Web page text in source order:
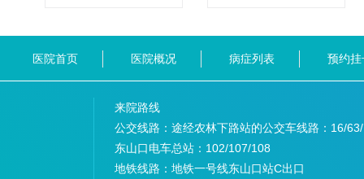
医院首页 医院概况 病症列表 预约挂
来院路线
公交线路：途经农林下路站的公交车线路： 16/
东山口电车总站： 102/107/108
地铁线路： 地铁一号线东山口站C出口